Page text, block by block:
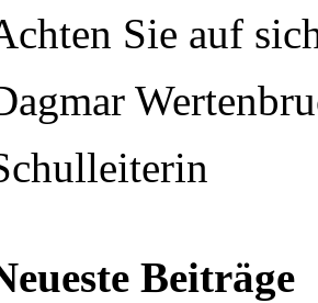
Sie auf
Beiträge